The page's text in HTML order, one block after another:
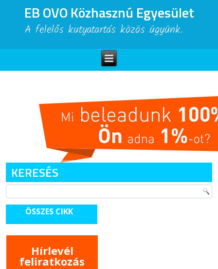
EB OVO Közhasznú Egyesület
A felelős kutyatartás közös ügyünk.
KERESÉS
ÖSSZES CIKK
Hírlevél
feliratkozás